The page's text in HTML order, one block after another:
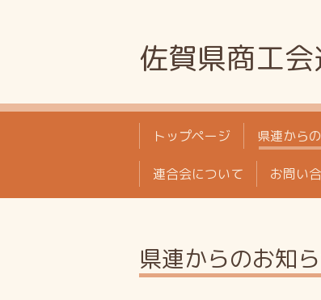
佐賀県商工
トップページ 県連から
連合会について お問い
県連からのお知